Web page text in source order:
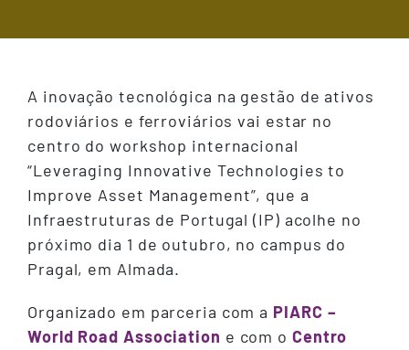
A inovação tecnológica na gestão de ativos
rodoviários e ferroviários vai estar no
centro do workshop internacional
“Leveraging Innovative Technologies to
Improve Asset Management”, que a
Infraestruturas de Portugal (IP) acolhe no
próximo dia 1 de outubro, no campus do
Pragal, em Almada.
Organizado em parceria com a PIARC –
World Road Association e com o Centro